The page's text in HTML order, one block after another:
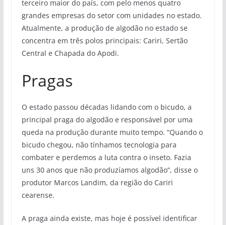
terceiro maior do país, com pelo menos quatro
grandes empresas do setor com unidades no estado.
Atualmente, a produção de algodão no estado se
concentra em três polos principais: Cariri, Sertão
Central e Chapada do Apodi.
Pragas
O estado passou décadas lidando com o bicudo, a
principal praga do algodão e responsável por uma
queda na produção durante muito tempo. “Quando o
bicudo chegou, não tínhamos tecnologia para
combater e perdemos a luta contra o inseto. Fazia
uns 30 anos que não produzíamos algodão”, disse o
produtor Marcos Landim, da região do Cariri
cearense.
A praga ainda existe, mas hoje é possível identificar